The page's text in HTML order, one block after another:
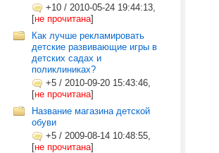
+10 / 2010-05-24 19:44:13,
[не прочитана]
Как лучше рекламировать
детские развивающие игры в
детских садах и
поликлиниках?
+5 / 2010-09-20 15:43:46,
[не прочитана]
Название магазина детской
обуви
+5 / 2009-08-14 10:48:55,
[не прочитана]